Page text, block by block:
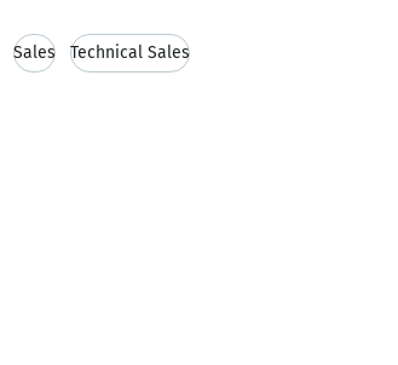
Sales Technical Sales